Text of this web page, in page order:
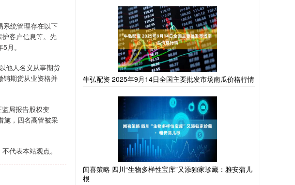
系统管理存在以下
客户信息等。先
月。
他人名义从事期货
销期货从业资格并
局报告股权变
施，四名高管被采
代表本站观点。
牛弘配资 2025年9月14日全国主要批发市场南瓜价格行情
闻喜策略 四川“生物多样性宝库”又添独家珍藏：雅安蒲儿
根